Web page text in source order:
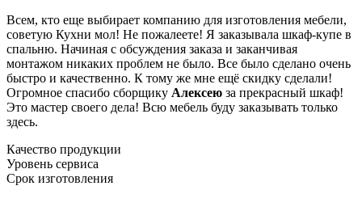
Всем, кто еще выбирает компанию для изготовления мебели,
советую Кухни мол! Не пожалеете! Я заказывала шкаф-купе в
спальню. Начиная с обсуждения заказа и заканчивая
монтажом никаких проблем не было. Все было сделано очень
быстро и качественно. К тому же мне ещё скидку сделали!
Огромное спасибо сборщику Алексею за прекрасный шкаф!
Это мастер своего дела! Всю мебель буду заказывать только
здесь.
Качество продукции
Уровень сервиса
Срок изготовления